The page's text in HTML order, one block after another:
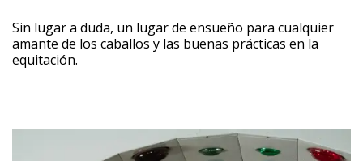
Sin lugar a duda, un lugar de ensueño para cualquier
amante de los caballos y las buenas prácticas en la
equitación.